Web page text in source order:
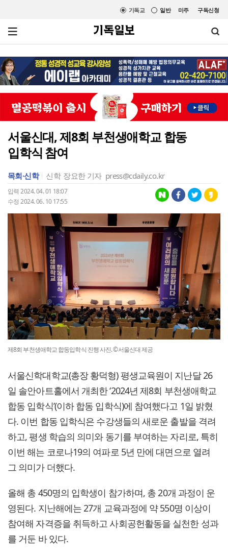
미주 구독신청
일반
기독교
서울신대, 제8회 부천생애학교 합동
입학식 참여
목회·신학 신학 장요한 기자 press@cdaily.co.kr
입력 2024. 04. 01 18:07
수정 2024. 06. 10 17:55
제8회 부천생애학교 합동입학식 진행 사진. ©서울신대 제공
서울신학대학교(총장 황덕형) 평생교육원이 지난달 26
일 솔안아트홀에서 개최한 ‘2024년 제8회 부천생애학교
합동 입학식’(이하 합동 입학식)에 참여했다고 1일 밝혔
다. 이번 합동 입학식은 수강생들의 새로운 출발을 격려
하고, 평생 학습의 의미와 동기를 부여하는 자리로, 특히
이번 해는 코로나19의 여파로 5년 만에 대면으로 열려
그 의미가 더했다.
올해 총 450명의 입학생이 참가하며, 총 20개 과정이 운
영된다. 지난해에는 27개 교육과정에 약 550명 이상이
참여해 자격증을 취득하고 사회공헌활동을 실천한 성과
를 거둔 바 있다.